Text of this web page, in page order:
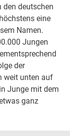
deutschen
eine
Namen.
Jungen
der
weit unten auf
Junge mit dem
ganz